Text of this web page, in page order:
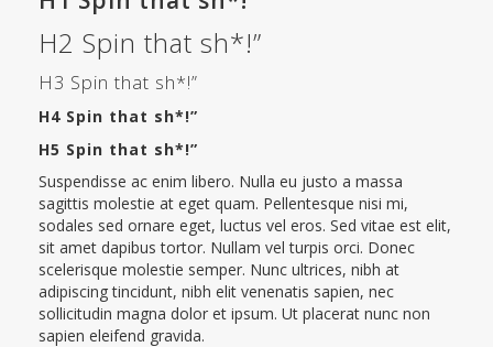
H2 Spin that sh*!”
H3 Spin that sh*!”
H4 Spin that sh*!”
H5 Spin that sh*!”
Suspendisse ac enim libero. Nulla eu justo a massa
sagittis molestie at eget quam. Pellentesque nisi mi,
sodales sed ornare eget, luctus vel eros. Sed vitae est elit,
sit amet dapibus tortor. Nullam vel turpis orci. Donec
scelerisque molestie semper. Nunc ultrices, nibh at
adipiscing tincidunt, nibh elit venenatis sapien, nec
sollicitudin magna dolor et ipsum. Ut placerat nunc non
sapien eleifend gravida.